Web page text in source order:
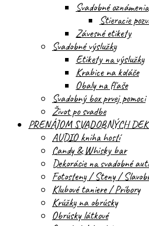
Svadobné oznámenia
Stieracie
Závesné etikety
Svadobné výslužky
Etikety na výslužky
Krabice na koláče
Obaly na fľaše
Svadobný box prvej pomoci
Život po svadbe
PRENÁJOM SVADOBNÝCH
AUDIO kniha hostí
Candy & Whisky bar
Dekorácie na svadobné
Fotosteny / Steny /
Klubové taniere / Príbory
Krúžky na obrúsky
Obrúsky látkové